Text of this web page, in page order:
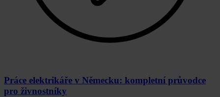
Práce elektrikáře v Německu: kompletní průvodce
pro živnostníky